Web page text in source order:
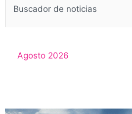
Agosto 2026